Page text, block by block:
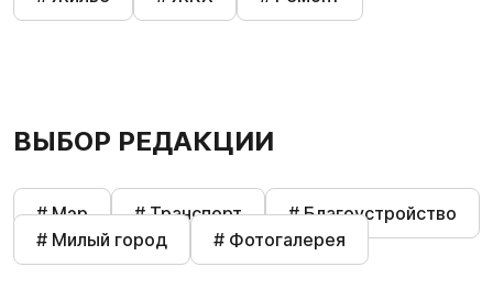
ВЫБОР РЕДАКЦИИ
# Мэр # Транспорт
# Благоустройство
# Милый город
# Фотогалерея